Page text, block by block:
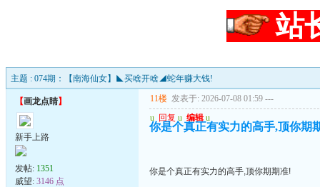
站
主题 : 074期：【南海仙女】◣买啥开啥◢蛇年赚大钱!
【画龙点睛】
新手上路
发帖: 1351
威望: 3146 点
11楼 发表于: 2026-07-08 01:59 ---
u 回复 u 编辑 u
你是个真正有实力的高手,顶你期
你是个真正有实力的高手,顶你期期准!